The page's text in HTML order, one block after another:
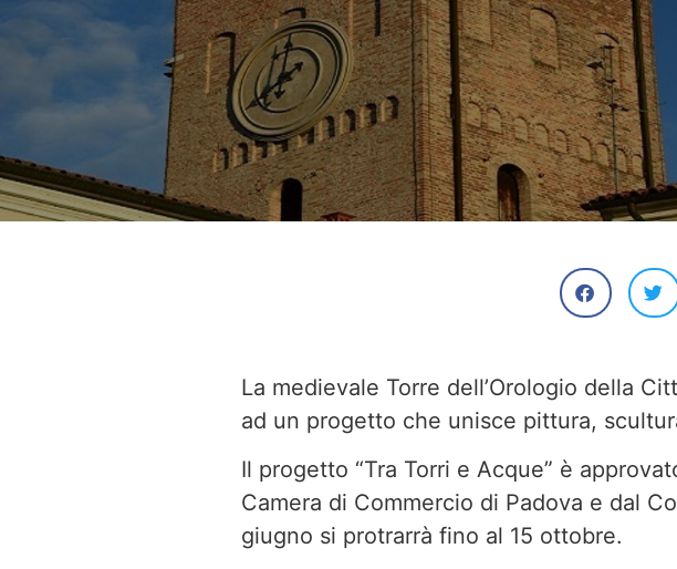
La medievale Torre dell’Orologio della
ad un progetto che unisce pittura,
Il progetto “Tra Torri e Acque” è
Camera di Commercio di Padova e dal
giugno si protrarrà fino al 15 ottobre.